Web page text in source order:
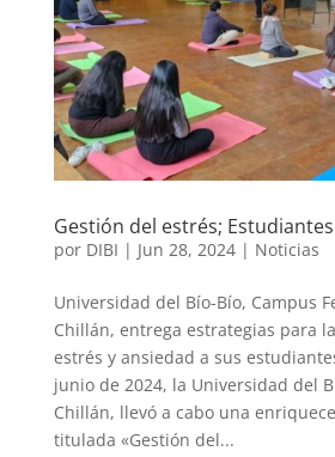
Gestión del estrés;
por DIBI | Jun 28, 2024| Noticias
Universidad del Bío-Bío, Campus
Chillán, entrega estrategias para
estrés y ansiedad a sus
junio de 2024, la Universidad del
Chillán, llevó a cabo una
titulada «Gestión del...